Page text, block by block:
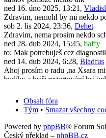
ned 16. úno 2025, 13:21,
Zdravim, nemohl by mi nekdo
sob 2. lis 2024, 23:36, Dehet
Zdravim, nema prosim nekdo
ned 28. dub 2024, 15:45, baffy
to: Mak potrebuješ cez
ned 14. dub 2024, 6:28, Bladfus
Ahoj prosím o radu ,na Xsara
budíky a bsiři restartování bsi
Dobrý den. Po demontáži a
předem za jakoukoliv radu.
úte 31. říj 2023, 13:39,
Zdravím, neřešil někdo
čtv 20. črc 2023, 13:34, scorpick
Obsah fóra
Tým • Smazat všechny
Powered by phpBB® Forum
Český překlad – phpBB.cz